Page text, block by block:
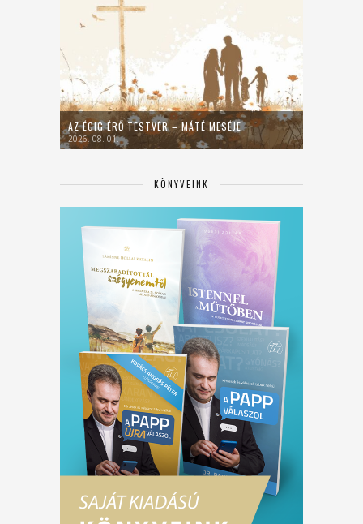
AZ ÉGIG ÉRŐ TESTVÉR – MÁTÉ MESÉJE
2026. 08. 01.
KÖNYVEINK